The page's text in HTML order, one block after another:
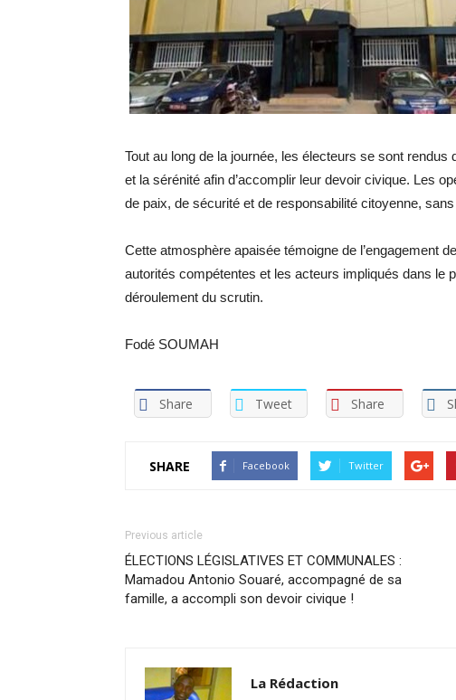
Tout au long de la journée, les électeurs se sont
et la sérénité afin d’accomplir leur devoir civique. Les
de paix, de sécurité et de responsabilité citoyenne,
Cette atmosphère apaisée témoigne de l’engagement
autorités compétentes et les acteurs impliqués dans le
déroulement du scrutin.
Fodé SOUMAH
Share Tweet Share
SHARE Facebook Twitter
Previous article
ÉLECTIONS LÉGISLATIVES ET COMMUNALES :
Mamadou Antonio Souaré, accompagné de sa
famille, a accompli son devoir civique !
La Rédaction